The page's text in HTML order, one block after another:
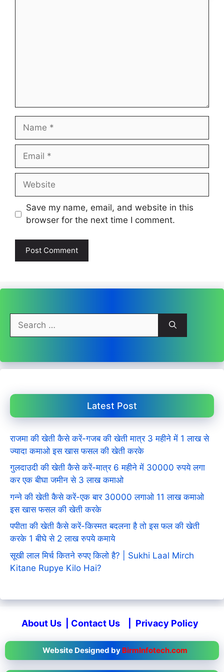
Name
Email
Website
Save my name, email, and website in this
browser for the next time I comment.
for:
Latest Post
राजमा की खेती कैसे करें-गजब की खेती मात्र 3 महीने में 1 लाख से
ज्यादा कमाओ इस खास फसल की खेती करके
गुलदाउदी की खेती कैसे करें-मात्र 6 महीने में 30000 रुपये लगा
कर एक बीघा जमीन से 3 लाख कमाओ
गन्ने की खेती कैसे करें-एक बार 30000 लगाओ 11 लाख कमाओ
इस खास फसल की खेती करके
पपीता की खेती कैसे करें-किस्मत बदलना है तो इस फल की खेती
करके 1 बीघे से 2 लाख रुपये कमाये
सूखी लाल मिर्च कितने रुपए किलो है? | Sukhi Laal Mirch
Kitane Rupye Kilo Hai?
About Us Contact Us Privacy Policy
Website Designed by BirmInfotech.com